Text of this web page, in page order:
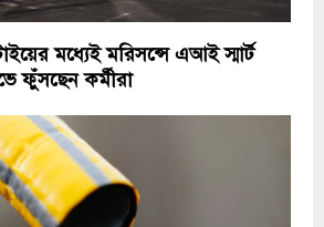
মধ্যেই মরিসন্সে এআই স্মার্ট
ফুঁসছেন কর্মীরা